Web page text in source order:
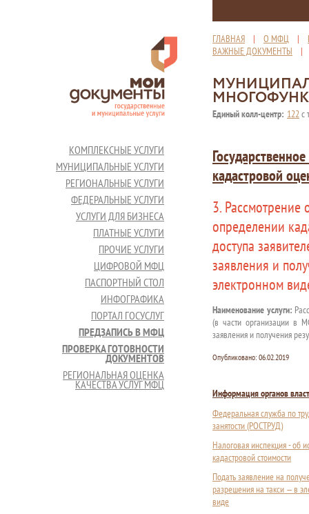
ГЛАВНАЯ | О МФЦ |
ВАЖНЫЕ ДОКУМЕНТЫ
Единый колл-центр: 122с
КОМПЛЕКСНЫЕ УСЛУГИ
МУНИЦИПАЛЬНЫЕ УСЛУГИ
РЕГИОНАЛЬНЫЕ УСЛУГИ
ФЕДЕРАЛЬНЫЕ УСЛУГИ
УСЛУГИ ДЛЯ БИЗНЕСА
ПЛАТНЫЕ УСЛУГИ
ПРОЧИЕ УСЛУГИ
ЦИФРОВОЙ МФЦ
ПАСПОРТНЫЙ СТОЛ
ИНФОГРАФИКА
ПОРТАЛ ГОСУСЛУГ
ПРЕДЗАПИСЬ В МФЦ
ПРОВЕРКА ГОТОВНОСТИ
ДОКУМЕНТОВ
РЕГИОНАЛЬНАЯ ОЦЕНКА
КАЧЕСТВА УСЛУГ МФЦ
кадастровой
3.
определении
доступа
заявления и
электронном
Наименование услуги:
(в части организации в
заявления и получения
Опубликовано: 06.02.2019
Информация органов
Федеральная служба по
занятости (РОСТРУД)
Налоговая инспекция - об
кадастровой стоимости
Подать заявление на
разрешения на такси — в
виде